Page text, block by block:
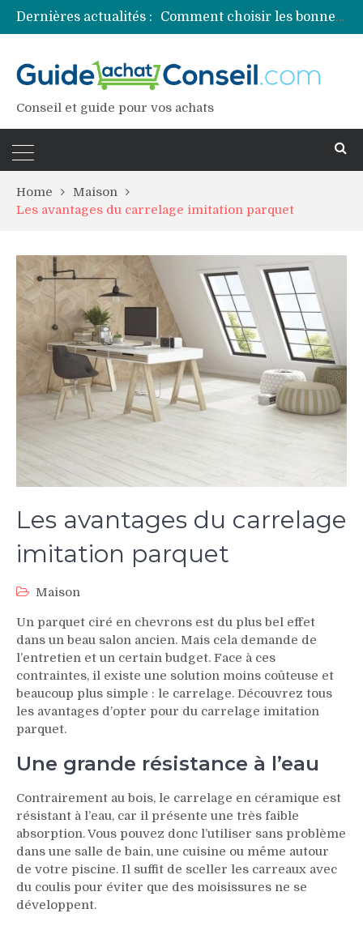
Dernières actualités :
Comment choisir les bonnes couleurs pour un projet tie and dye ?
Comment préparer sa piscine pour une période prolongée d’inutilisation ?
Conseil et guide pour vos achats
Home
Maison
Les avantages du carrelage imitation parquet
Les avantages du carrelage
imitation parquet
Maison
Un parquet ciré en chevrons est du plus bel effet
dans un beau salon ancien. Mais cela demande de
l’entretien et un certain budget. Face à ces
contraintes, il existe une solution moins coûteuse et
beaucoup plus simple : le carrelage. Découvrez tous
les avantages d’opter pour du carrelage imitation
parquet.
Une grande résistance à l’eau
Contrairement au bois, le carrelage en céramique est
résistant à l’eau, car il présente une très faible
absorption. Vous pouvez donc l’utiliser sans problème
dans une salle de bain, une cuisine ou même autour
de votre piscine. Il suffit de sceller les carreaux avec
du coulis pour éviter que des moisissures ne se
développent.